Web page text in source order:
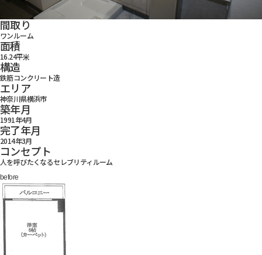
間取り
ワンルーム
面積
16.24平米
構造
鉄筋コンクリート造
エリア
神奈川県横浜市
築年月
1991年4月
完了年月
2014年3月
コンセプト
人を呼びたくなるセレブリティルーム
before